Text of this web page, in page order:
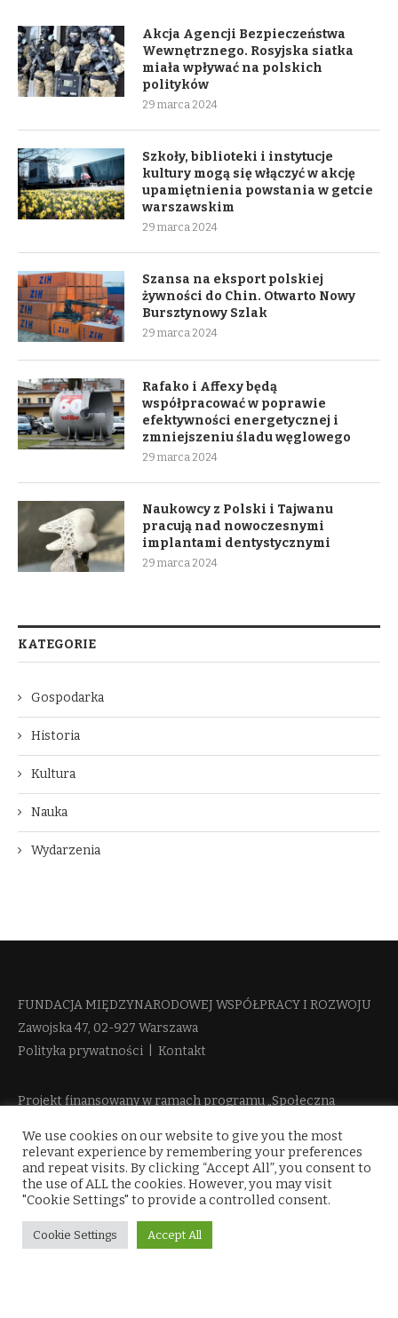
Akcja Agencji Bezpieczeństwa
Wewnętrznego. Rosyjska siatka
miała wpływać na polskich
polityków
29 marca 2024
Szkoły, biblioteki i instytucje
kultury mogą się włączyć w akcję
upamiętnienia powstania w getcie
warszawskim
29 marca 2024
Szansa na eksport polskiej
żywności do Chin. Otwarto Nowy
Bursztynowy Szlak
29 marca 2024
Rafako i Affexy będą
współpracować w poprawie
efektywności energetycznej i
zmniejszeniu śladu węglowego
29 marca 2024
Naukowcy z Polski i Tajwanu
pracują nad nowoczesnymi
implantami dentystycznymi
29 marca 2024
KATEGORIE
Gospodarka
Historia
Kultura
Nauka
Wydarzenia
FUNDACJA MIĘDZYNARODOWEJ WSPÓŁPRACY I ROZWOJU​
Zawojska 47, 02-927 Warszawa
Polityka prywatności
Kontakt
Projekt finansowany w ramach programu „Społeczna
więcej informacji
We use cookies on our website to give you the most
relevant experience by remembering your preferences
and repeat visits. By clicking “Accept All”, you consent to
the use of ALL the cookies. However, you may visit
"Cookie Settings" to provide a controlled consent.
Cookie Settings Accept All